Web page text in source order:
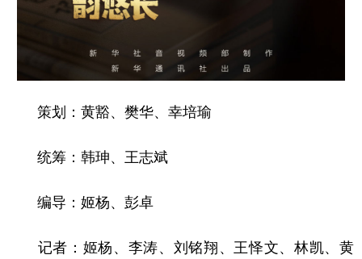
策划：黄豁、樊华、幸培瑜
统筹：韩珅、王志斌
编导：姬杨、彭卓
记者：姬杨、李涛、刘铭翔、王怿文、林凯、黄